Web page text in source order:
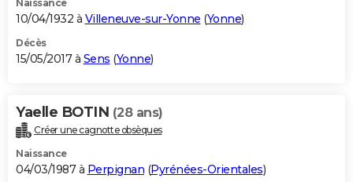
Naissance
10/04/1932 à Villeneuve-sur-Yonne (Yonne)
Décès
15/05/2017 à Sens (Yonne)
Yaelle BOTIN (28 ans)
Créer une cagnotte obsèques
Naissance
04/03/1987 à Perpignan (Pyrénées-Orientales)